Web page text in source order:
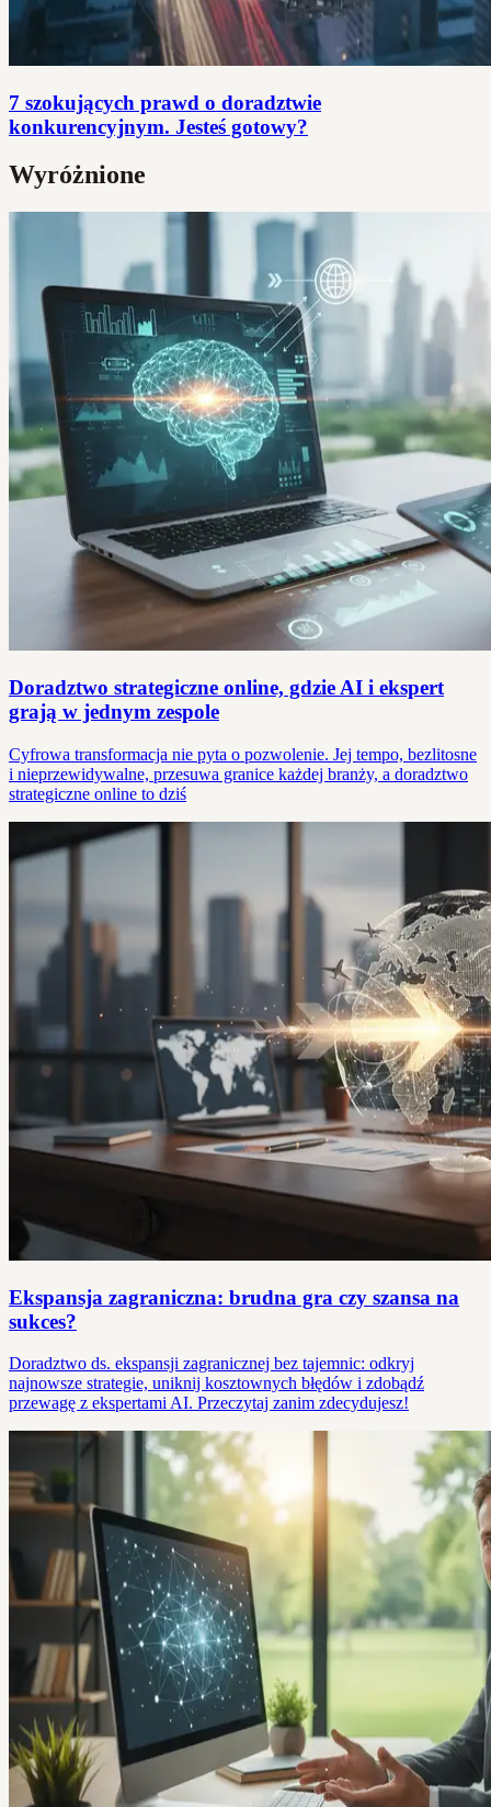
7 szokujących prawd o doradztwie
konkurencyjnym. Jesteś gotowy?
Wyróżnione
Doradztwo strategiczne online, gdzie AI i ekspert
grają w jednym zespole
Cyfrowa transformacja nie pyta o pozwolenie. Jej tempo, bezlitosne
i nieprzewidywalne, przesuwa granice każdej branży, a doradztwo
strategiczne online to dziś
Ekspansja zagraniczna: brudna gra czy szansa na
sukces?
Doradztwo ds. ekspansji zagranicznej bez tajemnic: odkryj
najnowsze strategie, uniknij kosztownych błędów i zdobądź
przewagę z ekspertami AI. Przeczytaj zanim zdecydujesz!